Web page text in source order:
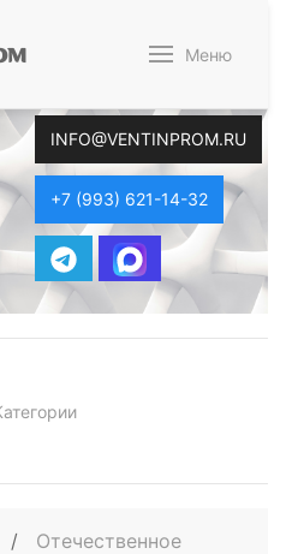
Меню
INFO@VENTINPROM.RU
+7 (993) 621-14-32
/
Отечественное